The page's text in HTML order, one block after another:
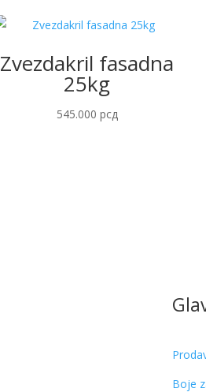
Zvezdakril fasadna
25kg
545.000 рсд
Boje